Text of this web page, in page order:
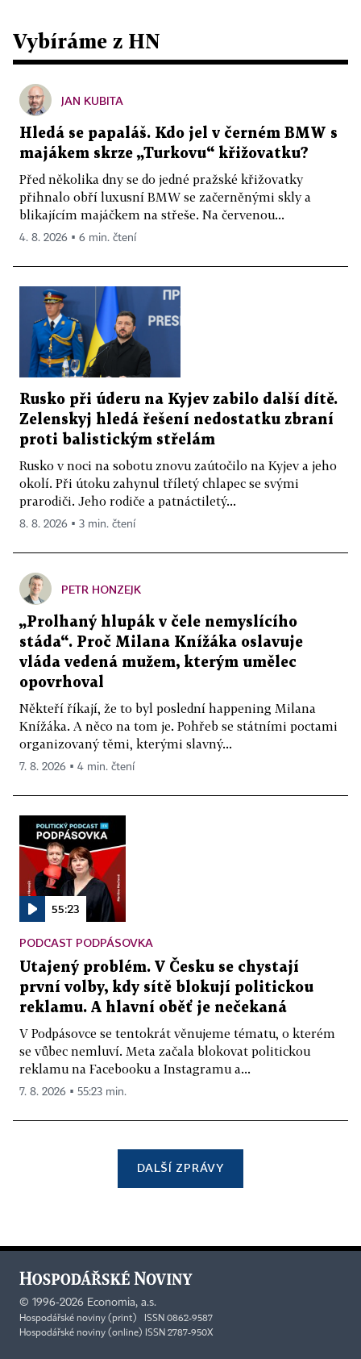
Vybíráme z HN
JAN KUBITA
Hledá se papaláš. Kdo jel v černém BMW s
majákem skrze „Turkovu“ křižovatku?
Před několika dny se do jedné pražské křižovatky
přihnalo obří luxusní BMW se začerněnými skly a
blikajícím majáčkem na střeše. Na červenou...
4. 8. 2026 ▪ 6 min. čtení
Rusko při úderu na Kyjev zabilo další dítě.
Zelenskyj hledá řešení nedostatku zbraní
proti balistickým střelám
Rusko v noci na sobotu znovu zaútočilo na Kyjev a jeho
okolí. Při útoku zahynul tříletý chlapec se svými
prarodiči. Jeho rodiče a patnáctiletý...
8. 8. 2026 ▪ 3 min. čtení
PETR HONZEJK
„Prolhaný hlupák v čele nemyslícího
stáda“. Proč Milana Knížáka oslavuje
vláda vedená mužem, kterým umělec
opovrhoval
Někteří říkají, že to byl poslední happening Milana
Knížáka. A něco na tom je. Pohřeb se státními poctami
organizovaný těmi, kterými slavný...
7. 8. 2026 ▪ 4 min. čtení
55:23
PODCAST PODPÁSOVKA
Utajený problém. V Česku se chystají
první volby, kdy sítě blokují politickou
reklamu. A hlavní oběť je nečekaná
V Podpásovce se tentokrát věnujeme tématu, o kterém
se vůbec nemluví. Meta začala blokovat politickou
reklamu na Facebooku a Instagramu a...
7. 8. 2026 ▪ 55:23 min.
DALŠÍ ZPRÁVY
© 1996-2026 Economia, a.s.
Hospodářské noviny (print) ISSN 0862-9587
Hospodářské noviny (online) ISSN 2787-950X